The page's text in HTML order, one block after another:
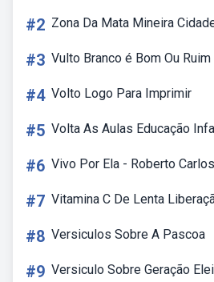
#2 Zona Da Mata Mineira
#3 Vulto Branco é Bom Ou Ruim
#4 Volto Logo Para Imprimir
#5 Volta As Aulas Educação
#6 Vivo Por Ela - Roberto
#7 Vitamina C De Lenta
#8 Versiculos Sobre A Pascoa
#9 Versiculo Sobre Geração